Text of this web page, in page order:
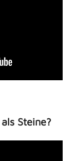
Steine?